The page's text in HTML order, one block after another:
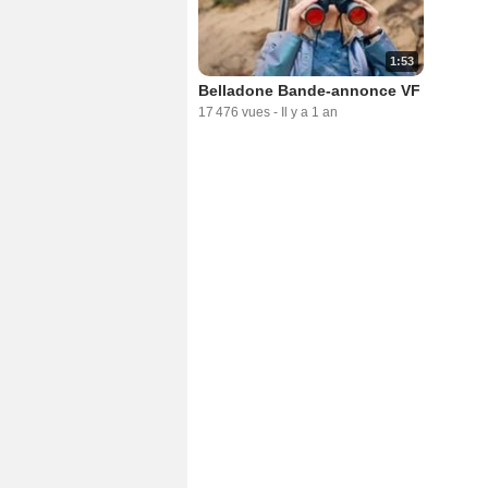
1:53
Belladone Bande-annonce VF
17 476 vues - Il y a 1 an